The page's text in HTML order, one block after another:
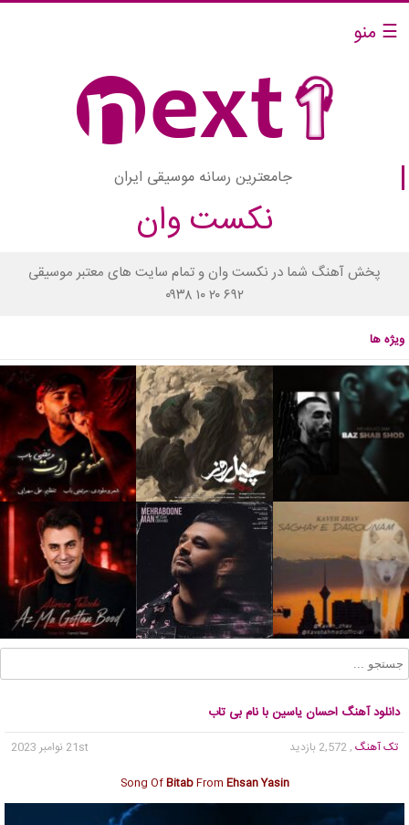
☰ منو
جامعترین رسانه موسیقی ایران
نکست وان
پخش آهنگ شما در نکست وان و تمام سایت های معتبر موسیقی
۰۹۳۸ ۱۰ ۲۰ ۶۹۲
ویژه ها
دانلود آهنگ احسان یاسین با نام بی تاب
تک آهنگ , 2,572 بازدید
21st نوامبر 2023
Song OfBitabFrom Ehsan Yasin